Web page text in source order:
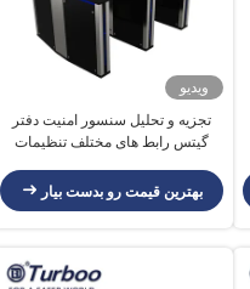
ویدیو
تجزیه و تحلیل سنسور امنیت دفتر
گیتس رابط های مختلف تنظیمات
بهترین قیمت رو بدست بیار